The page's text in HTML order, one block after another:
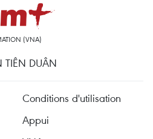
(VNA)
TIÊN DUÂN
Conditions d'utilisation
Appui